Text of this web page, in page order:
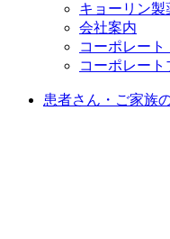
キョーリン
会社案内
コーポレート
コーポレート
患者さん・ご家族